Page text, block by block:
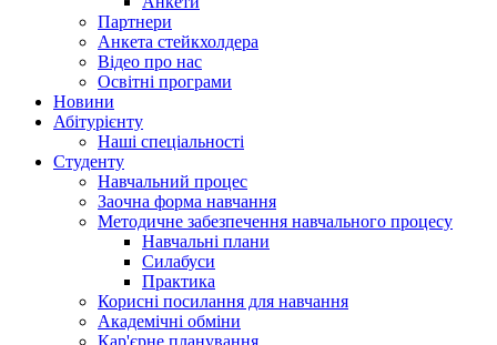
Партнери
Анкета стейкхолдера
Відео про нас
Освітні програми
Hовини
Абітурієнту
Наші спеціальності
Студенту
Навчальний процес
Заочна форма навчання
Методичне забезпечення навчального процесу
Навчальні плани
Силабуси
Практика
Корисні посилання для навчання
Академічні обміни
Кар'єрне планування